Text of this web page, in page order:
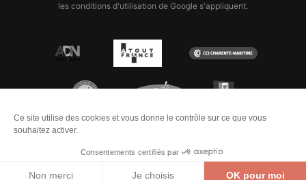
MON ESPACE
les conditions d'utilisation de Google s'appliquent.